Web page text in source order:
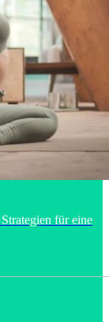
für eine